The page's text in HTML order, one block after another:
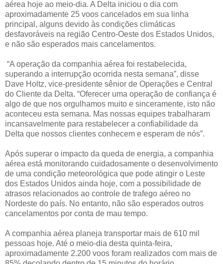
aérea hoje ao meio-dia. A Delta iniciou o dia com
aproximadamente 25 voos cancelados em sua linha
principal, alguns devido às condições climáticas
desfavoráveis na região Centro-Oeste dos Estados Unidos,
e não são esperados mais cancelamentos.
“A operação da companhia aérea foi restabelecida,
superando a interrupção ocorrida nesta semana”, disse
Dave Holtz, vice-presidente sênior de Operações e Central
do Cliente da Delta. “Oferecer uma operação de confiança é
algo de que nos orgulhamos muito e sinceramente, isto não
aconteceu esta semana. Mas nossas equipes trabalharam
incansavelmente para restabelecer a confiabilidade da
Delta que nossos clientes conhecem e esperam de nós”.
Após superar o impacto da queda de energia, a companhia
aérea está monitorando cuidadosamente o desenvolvimento
de uma condição meteorológica que pode atingir o Leste
dos Estados Unidos ainda hoje, com a possibilidade de
atrasos relacionados ao controle de trafego aéreo no
Nordeste do país. No entanto, não são esperados outros
cancelamentos por conta de mau tempo.
A companhia aérea planeja transportar mais de 610 mil
pessoas hoje. Até o meio-dia desta quinta-feira,
aproximadamente 2.200 voos foram realizados com mais de